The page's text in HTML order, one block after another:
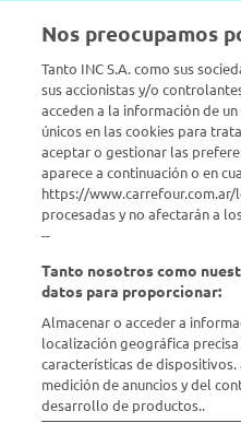
Estamos para ayudarte
¿Tenés una consulta?
Descubrí Carrefour
Conocenos
Info útil
Comprá Online
Nos preocupamos
Tanto INC S.A. como sus
sus accionistas y/o
acceden a la información de
únicos en las cookies para
aceptar o gestionar las
aparece a continuación o en
https://www.carrefour.com.ar/
procesadas y no afectarán a
--
Tanto nosotros como
datos para proporcionar:
Almacenar o acceder a
localización geográfica
características de
medición de anuncios y del
desarrollo de productos..